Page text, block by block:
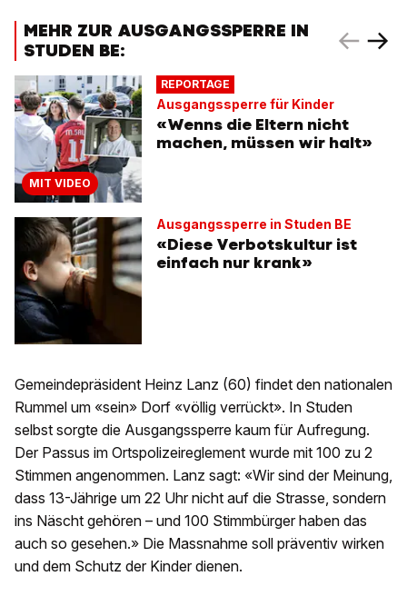
MEHR ZUR AUSGANGSSPERRE IN
STUDEN BE:
MIT VIDEO
REPORTAGE
Ausgangssperre für Kinder
«Wenns die Eltern nicht
machen, müssen wir halt»
Ausgangssperre in Studen BE
«Diese Verbotskultur ist
einfach nur krank»
Gemeindepräsident Heinz Lanz (60) findet den nationalen
Rummel um «sein» Dorf «völlig verrückt». In Studen
selbst sorgte die Ausgangssperre kaum für Aufregung.
Der Passus im Ortspolizeireglement wurde mit 100 zu 2
Stimmen angenommen. Lanz sagt: «Wir sind der Meinung,
dass 13-Jährige um 22 Uhr nicht auf die Strasse, sondern
ins Näscht gehören – und 100 Stimmbürger haben das
auch so gesehen.» Die Massnahme soll präventiv wirken
und dem Schutz der Kinder dienen.